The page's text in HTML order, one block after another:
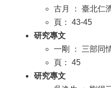
古月 ： 臺北仁
頁： 43-45
研究專文
一剛 ： 三部同
頁： 45
研究專文